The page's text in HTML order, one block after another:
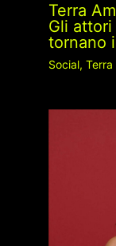
Terra
Gli
tornano
Social, Terra